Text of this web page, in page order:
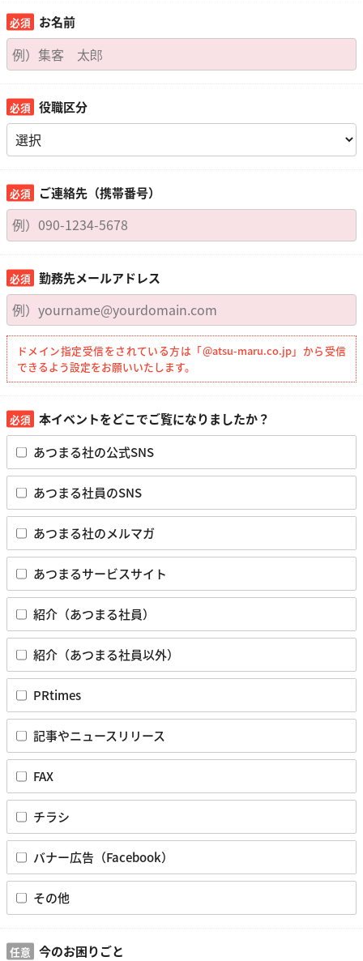
お名前
役職区分
ご連絡先（携帯番号）
勤務先メールアドレス
ドメイン指定受信をされている方は「@atsu-maru.co.jp」から受信
できるよう設定をお願いいたします。
本イベントをどこでご覧になりましたか？
あつまる社の公式SNS
あつまる社員のSNS
あつまる社のメルマガ
あつまるサービスサイト
紹介（あつまる社員）
紹介（あつまる社員以外）
PRtimes
記事やニュースリリース
FAX
チラシ
バナー広告（Facebook）
その他
今のお困りごと